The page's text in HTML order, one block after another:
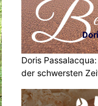
Doris
der schwersten